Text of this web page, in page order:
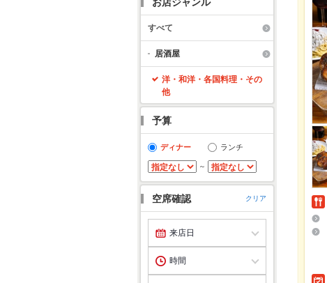
すべて
居酒屋
洋・和洋・各国料理・その
他
予算
ディナー ランチ
～
空席確認 クリア